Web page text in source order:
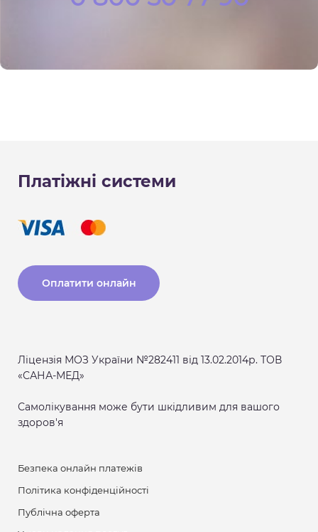
Платіжні системи
Оплатити онлайн
Ліцензія МОЗ України №282411 від 13.02.2014р. ТОВ
«САНА-МЕД»
Самолікування може бути шкідливим для вашого
здоров'я
Безпека онлайн платежів
Політика конфіденційності
Публічна оферта